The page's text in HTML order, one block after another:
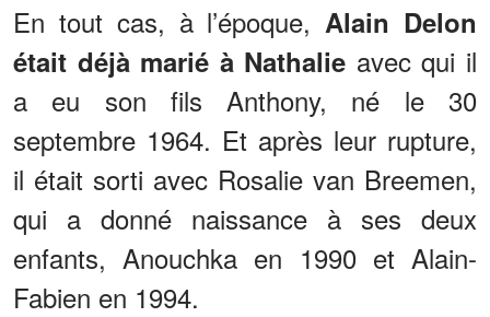
En tout cas, à l’époque, Alain Delon
était déjà marié à Nathalie avec qui il
a eu son fils Anthony, né le 30
septembre 1964. Et après leur rupture,
il était sorti avec Rosalie van Breemen,
qui a donné naissance à ses deux
enfants, Anouchka en 1990 et Alain-
Fabien en 1994.